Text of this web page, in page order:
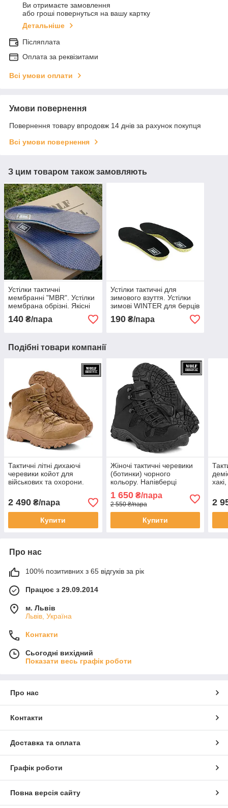
Ви отримаєте замовлення
або гроші повернуться на вашу картку
Детальніше
Післяплата
Оплата за реквізитами
Всі умови оплати
Умови повернення
Повернення товару впродовж 14 днів за рахунок покупця
Всі умови повернення
З цим товаром також замовляють
Устілки тактичні
мембранні "MBR". Устілки
мембрана обрізні. Якісні
потовідвідні устілки
140 ₴/пара
Устілки тактичні для
зимового взуття. Устілки
зимові WINTER для берців
і не тільки. Фольговані
теплі стєльки на зиму
190₴/пара
Подібні товари компанії
Тактичні літні дихаючі
черевики койот для
військових та охорони.
"Партизан". Wolf original
2 490 ₴/пара
Купити
Жіночі тактичні черевики
(ботинки) чорного
кольору. Напівберці
WOLForiginal
1 650₴/пара
2 550 ₴/пара
Купити
2
Про нас
100% позитивних з 65 відгуків за рік
Працює з 29.09.2014
м. Львів
Львів, Україна
Контакти
Сьогодні вихідний
Показати весь графік роботи
Про нас
Контакти
Доставка та оплата
Графік роботи
Повна версія сайту